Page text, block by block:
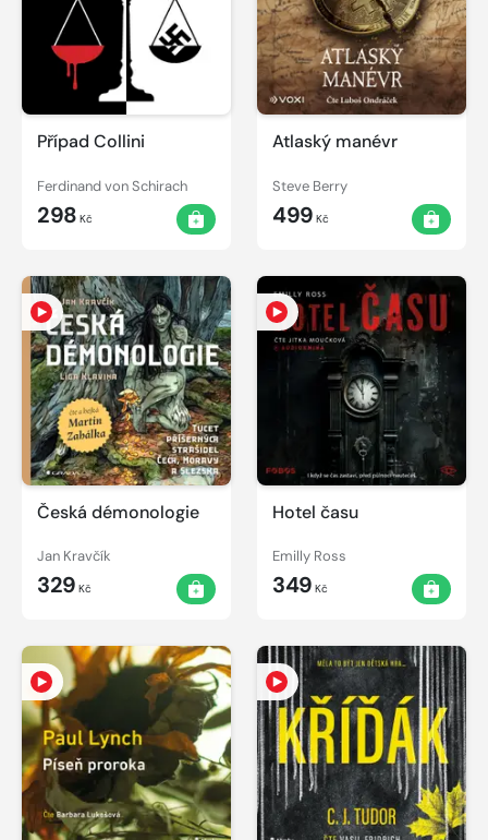
Případ Collini
Ferdinand von Schirach
298 Kč
Atlaský manévr
Steve Berry
499 Kč
Česká démonologie
Jan Kravčík
329 Kč
Hotel času
Emilly Ross
349 Kč